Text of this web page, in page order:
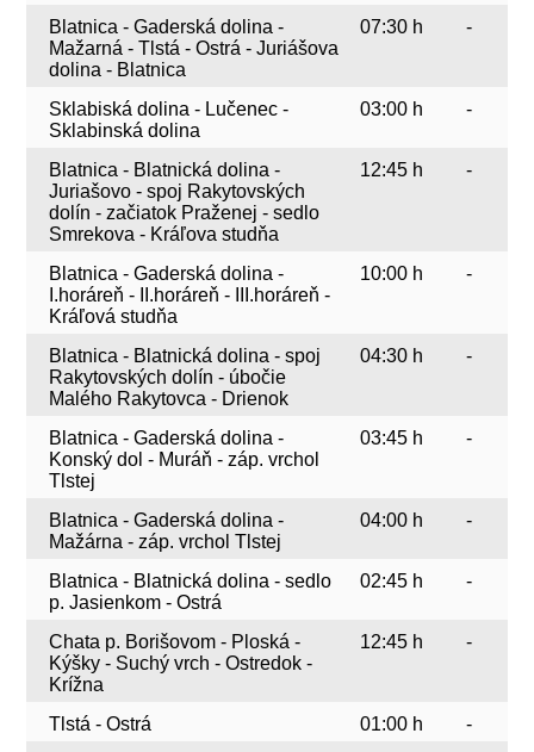
Blatnica - Gaderská dolina -
Mažarná - Tlstá - Ostrá - Juriášova
dolina - Blatnica
07:30 h -
Sklabiská dolina - Lučenec -
Sklabinská dolina
03:00 h -
Blatnica - Blatnická dolina -
Juriašovo - spoj Rakytovských
dolín - začiatok Praženej - sedlo
Smrekova - Kráľova studňa
12:45 h -
Blatnica - Gaderská dolina -
I.horáreň - II.horáreň - III.horáreň -
Kráľová studňa
10:00 h -
Blatnica - Blatnická dolina - spoj
Rakytovských dolín - úbočie
Malého Rakytovca - Drienok
04:30 h -
Blatnica - Gaderská dolina -
Konský dol - Muráň - záp. vrchol
Tlstej
03:45 h -
Blatnica - Gaderská dolina -
Mažárna - záp. vrchol Tlstej
04:00 h -
Blatnica - Blatnická dolina - sedlo
p. Jasienkom - Ostrá
02:45 h -
Chata p. Borišovom - Ploská -
Kýšky - Suchý vrch - Ostredok -
Krížna
12:45 h -
Tlstá - Ostrá 01:00 h -